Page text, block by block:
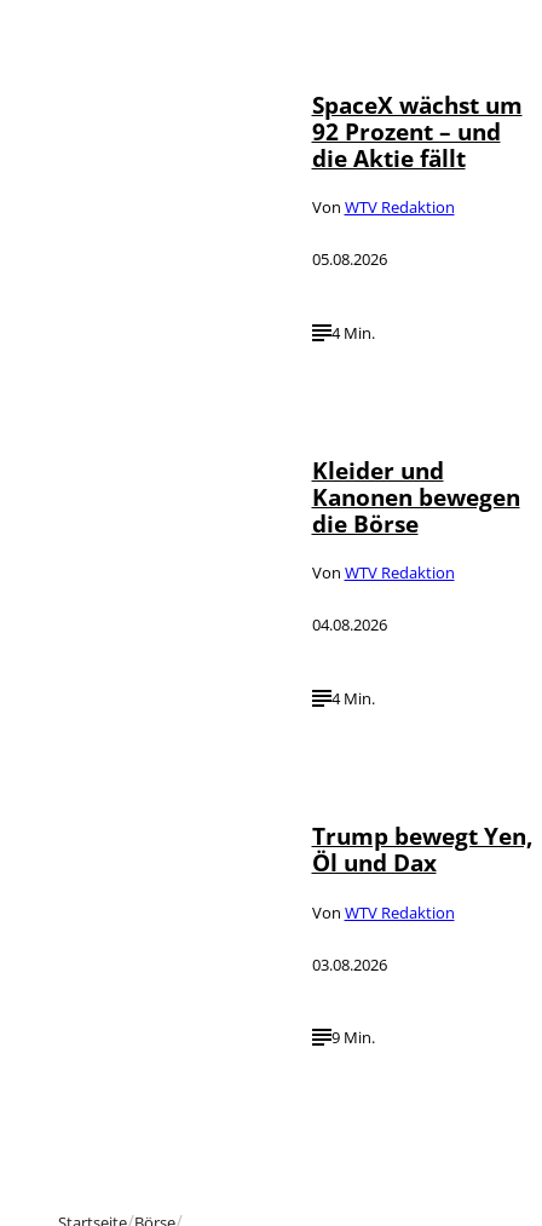
SpaceX wächst um
92 Prozent – und
die Aktie fällt
Von WTV Redaktion
05.08.2026
4 Min.
Kleider und
Kanonen bewegen
die Börse
Von WTV Redaktion
04.08.2026
4 Min.
Trump bewegt Yen,
Öl und Dax
Von WTV Redaktion
03.08.2026
9 Min.